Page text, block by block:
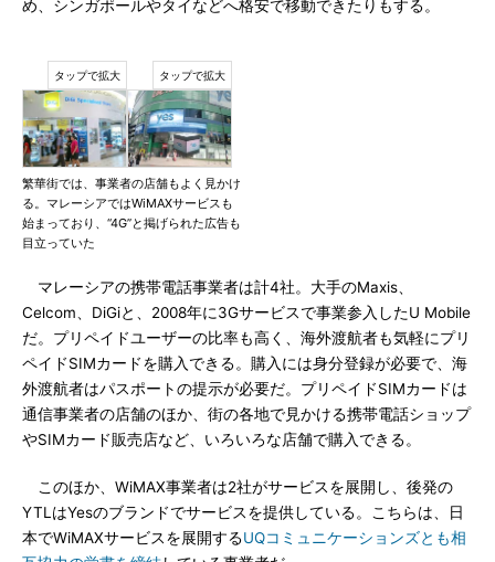
め、シンガポールやタイなどへ格安で移動できたりもする。
繁華街では、事業者の店舗もよく見かけ
る。マレーシアではWiMAXサービスも
始まっており、“4G”と掲げられた広告も
目立っていた
マレーシアの携帯電話事業者は計4社。大手のMaxis、
Celcom、DiGiと、2008年に3Gサービスで事業参入したU Mobile
だ。プリペイドユーザーの比率も高く、海外渡航者も気軽にプリ
ペイドSIMカードを購入できる。購入には身分登録が必要で、海
外渡航者はパスポートの提示が必要だ。プリペイドSIMカードは
通信事業者の店舗のほか、街の各地で見かける携帯電話ショップ
やSIMカード販売店など、いろいろな店舗で購入できる。
このほか、WiMAX事業者は2社がサービスを展開し、後発の
YTLはYesのブランドでサービスを提供している。こちらは、日
本でWiMAXサービスを展開するUQコミュニケーションズとも相